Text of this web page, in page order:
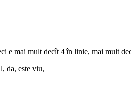
e mai mult decît 4 în linie, mai mult
da, este viu,